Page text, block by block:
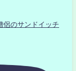
のサンドイッチ